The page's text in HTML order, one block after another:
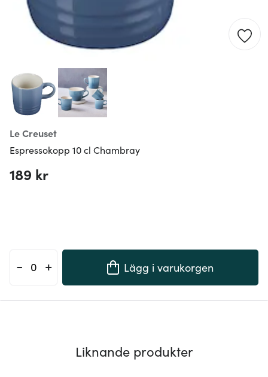
Le Creuset
Espressokopp 10 cl Chambray
189 kr
- + Lägg i varukorgen
Liknande produkter